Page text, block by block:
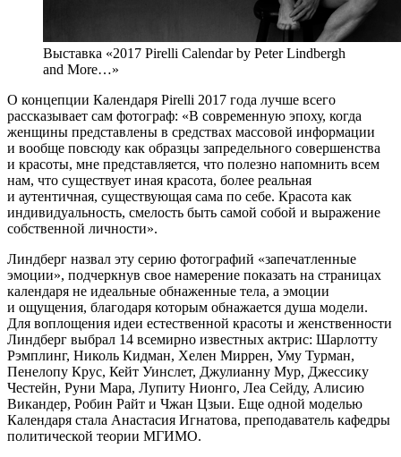
Выставка «2017 Pirelli Calendar by Peter Lindbergh
and More…»
О концепции Календаря Pirelli 2017 года лучше всего
рассказывает сам фотограф: «В современную эпоху, когда
женщины представлены в средствах массовой информации
и вообще повсюду как образцы запредельного совершенства
и красоты, мне представляется, что полезно напомнить всем
нам, что существует иная красота, более реальная
и аутентичная, существующая сама по себе. Красота как
индивидуальность, смелость быть самой собой и выражение
собственной личности».
Линдберг назвал эту серию фотографий «запечатленные
эмоции», подчеркнув свое намерение показать на страницах
календаря не идеальные обнаженные тела, а эмоции
и ощущения, благодаря которым обнажается душа модели.
Для воплощения идеи естественной красоты и женственности
Линдберг выбрал 14 всемирно известных актрис: Шарлотту
Рэмплинг, Николь Кидман, Хелен Миррен, Уму Турман,
Пенелопу Крус, Кейт Уинслет, Джулианну Мур, Джессику
Честейн, Руни Мара, Лупиту Нионго, Леа Сейду, Алисию
Викандер, Робин Райт и Чжан Цзыи. Еще одной моделью
Календаря стала Анастасия Игнатова, преподаватель кафедры
политической теории МГИМО.